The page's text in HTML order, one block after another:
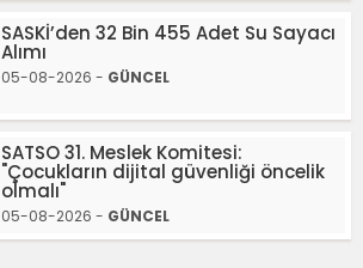
SASKİ’den 32 Bin 455 Adet Su Sayacı
Alımı
05-08-2026 - GÜNCEL
SATSO 31. Meslek Komitesi:
"Çocukların dijital güvenliği öncelik
olmalı"
05-08-2026 - GÜNCEL